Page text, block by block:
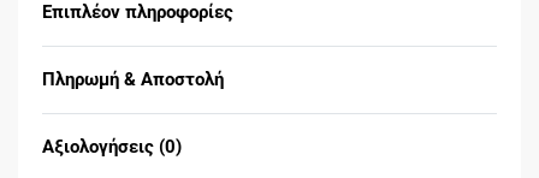
Επιπλέον πληροφορίες
Πληρωμή & Αποστολή
Αξιολογήσεις (0)